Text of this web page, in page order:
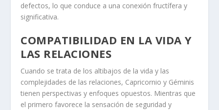
defectos, lo que conduce a una conexión fructífera y
significativa.
COMPATIBILIDAD EN LA VIDA Y
LAS RELACIONES
Cuando se trata de los altibajos de la vida y las
complejidades de las relaciones, Capricornio y Géminis
tienen perspectivas y enfoques opuestos. Mientras que
el primero favorece la sensación de seguridad y